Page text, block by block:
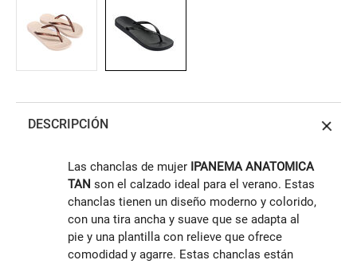
DESCRIPCIÓN
Las chanclas de mujer IPANEMA ANATOMICA
TAN son el calzado ideal para el verano. Estas
chanclas tienen un diseño moderno y colorido,
con una tira ancha y suave que se adapta al
pie y una plantilla con relieve que ofrece
comodidad y agarre. Estas chanclas están